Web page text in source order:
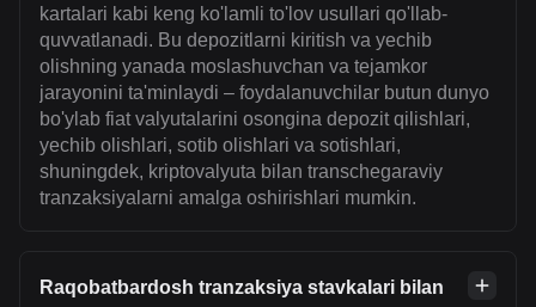
kartalari kabi keng ko'lamli to'lov usullari qo'llab-
quvvatlanadi. Bu depozitlarni kiritish va yechib
olishning yanada moslashuvchan va tejamkor
jarayonini ta'minlaydi – foydalanuvchilar butun dunyo
bo'ylab fiat valyutalarini osongina depozit qilishlari,
yechib olishlari, sotib olishlari va sotishlari,
shuningdek, kriptovalyuta bilan transchegaraviy
tranzaksiyalarni amalga oshirishlari mumkin.
Raqobatbardosh tranzaksiya stavkalari bilan